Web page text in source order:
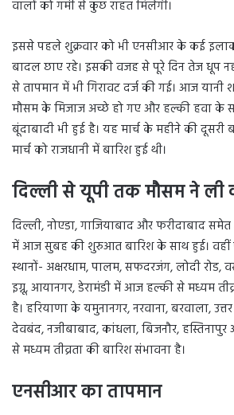
वालों को गर्मी से कुछ राहत मिलेगी।
इससे पहले शुक्रवार को भी एनसीआर के कई
बादल छाए रहे। इसकी वजह से पूरे दिन तेज धूप
से तापमान में भी गिरावट दर्ज की गई। आज यानी
मौसम के मिजाज अच्छे हो गए और हल्की हवा
बूंदाबादी भी हुई है। यह मार्च के महीने की दूसरी
मार्च को राजधानी में बारिश हुई थी।
दिल्ली से यूपी तक मौसम ने ली
दिल्ली, नोएडा, गाजियाबाद और फरीदाबाद
में आज सुबह की शुरुआत बारिश के साथ हुई। वहीं
स्थानों- अक्षरधाम, पालम, सफदरजंग, लोदी रोड,
इग्नू, आयानगर, डेरामंडी में आज हल्की से मध्यम
है। हरियाणा के यमुनानगर, नरवाना, बरवाला,
देवबंद, नजीबाबाद, कांधला, बिजनौर,
से मध्यम तीव्रता की बारिश संभावना है।
एनसीआर का तापमान